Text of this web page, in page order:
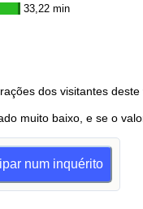
33,22 min
dos visitantes
muito baixo, e se o
num inquérito